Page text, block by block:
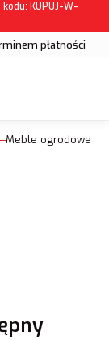
KUPUJ-W-
płatności
Meble ogrodowe